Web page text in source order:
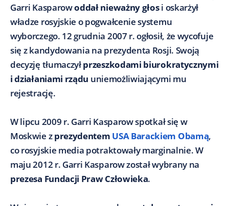
Garri Kasparowoddał nieważny głosi oskarżył
władze rosyjskie o pogwałcenie systemu
wyborczego. 12 grudnia 2007 r. ogłosił, że wycofuje
się z kandydowania na prezydenta Rosji. Swoją
decyzję tłumaczyłprzeszkodami biurokratycznymi
i działaniami rządu uniemożliwiającymi mu
rejestrację.
W lipcu 2009 r. Garri Kasparow spotkał się w
Moskwie zprezydentem USA Barackiem Obamą,
co rosyjskie media potraktowały marginalnie. W
maju 2012 r. Garri Kasparow został wybrany na
prezesa Fundacji Praw Człowieka.